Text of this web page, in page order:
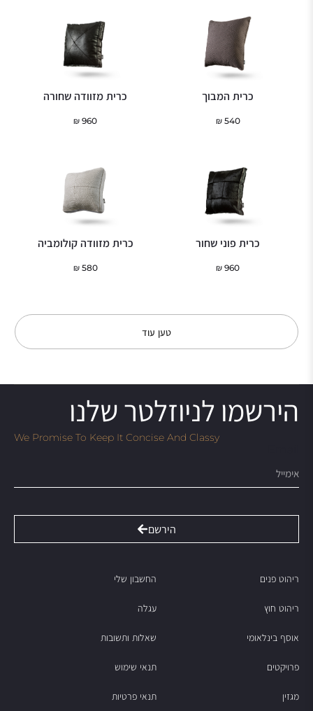
כרית המבוך
540
₪
כרית מזוודה שחורה
960
₪
כרית פוני שחור
960
₪
כרית מזוודה קולומביה
580
₪
טען עוד
הירשמו לניוזלטר שלנו
We Promise To Keep It Concise And Classy
הירשם
ריהוט פנים
ריהוט חוץ
אוסף בינלאומי
פרויקטים
מגזין
החשבון שלי
עגלה
שאלות ותשובות
תנאי שימוש
תנאי פרטיות